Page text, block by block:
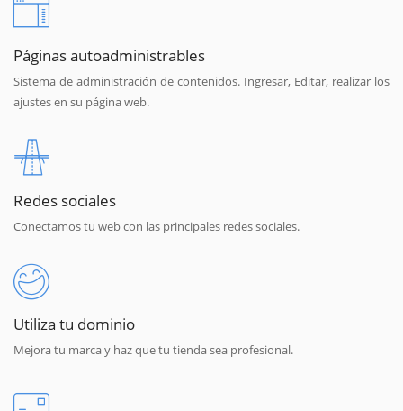
Páginas autoadministrables
Sistema de administración de contenidos. Ingresar, Editar, realizar los
ajustes en su página web.
Redes sociales
Conectamos tu web con las principales redes sociales.
Utiliza tu dominio
Mejora tu marca y haz que tu tienda sea profesional.